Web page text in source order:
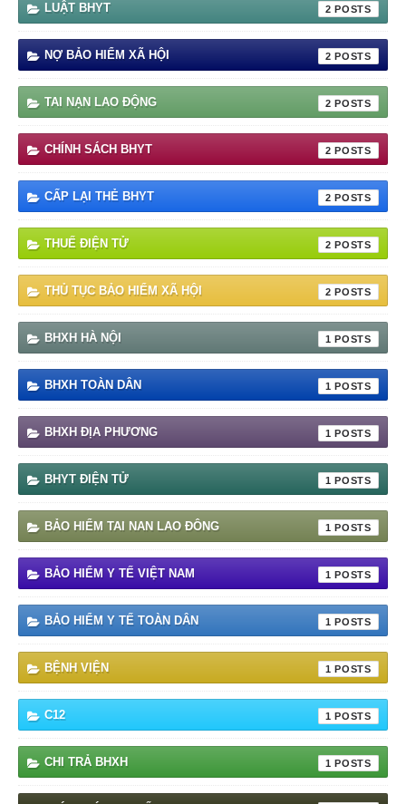
LUẬT BHYT 2
NỢ BẢO HIỂM XÃ HỘI 2
TAI NẠN LAO ĐỘNG 2
CHÍNH SÁCH BHYT 2
CẤP LẠI THẺ BHYT 2
THUẾ ĐIỆN TỬ 2
THỦ TỤC BẢO HIỂM XÃ HỘI 2
BHXH HÀ NỘI 1
BHXH TOÀN DÂN 1
BHXH ĐỊA PHƯƠNG 1
BHYT ĐIỆN TỬ 1
BẢO HIỂM TAI NAN LAO ĐÔNG 1
BẢO HIỂM Y TẾ VIỆT NAM 1
BẢO HIỂM Y TẾ TOÀN DÂN 1
BỆNH VIỆN 1
C12 1
CHI TRẢ BHXH 1